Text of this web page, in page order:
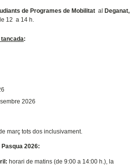
de Programes de Mobilitat al Deganat,
12 a 14 h.
:
2026
març tots dos inclusivament.
2026:
horari de matins (de 9:00 a 14:00 h.), la